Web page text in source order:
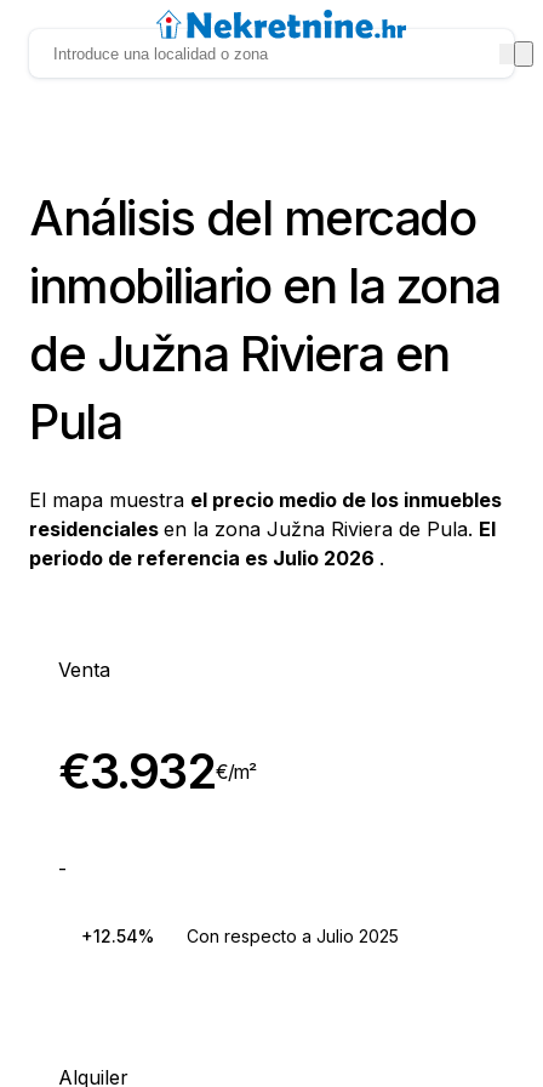
Análisis del mercado
inmobiliario en la zona
de Južna Riviera en
Pula
El mapa muestra el precio medio de los inmuebles
residenciales en la zona Južna Riviera de Pula. El
periodo de referencia es Julio 2026 .
Venta
€3.932€/m²
-
+12.54% Con respecto a Julio 2025
Alquiler